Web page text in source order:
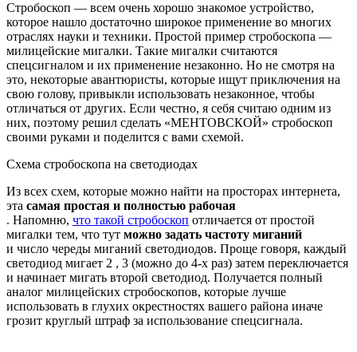
Стробоскоп — всем очень хорошо знакомое устройство,
которое нашло достаточно широкое применение во многих
отраслях науки и техники. Простой пример стробоскопа —
милицейские мигалки. Такие мигалки считаются
спецсигналом и их применение незаконно. Но не смотря на
это, некоторые авантюристы, которые ищут приключения на
свою голову, привыкли использовать незаконное, чтобы
отличаться от других. Если честно, я себя считаю одним из
них, поэтому решил сделать «МЕНТОВСКОЙ» стробоскоп
своими руками и поделится с вами схемой.
Схема стробоскопа на светодиодах
Из всех схем, которые можно найти на просторах интернета,
эта самая простая и полностью рабочая
. Напомню, что такой стробоскоп отличается от простой
мигалки тем, что тут можно задать частоту миганий
и число череды миганий светодиодов. Проще говоря, каждый
светодиод мигает 2 , 3 (можно до 4-х раз) затем переключается
и начинает мигать второй светодиод. Получается полный
аналог милицейских стробоскопов, которые лучше
использовать в глухих окрестностях вашего района иначе
грозит круглый штраф за использование спецсигнала.